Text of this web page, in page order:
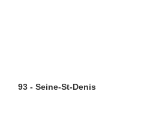
93 - Seine-St-Denis